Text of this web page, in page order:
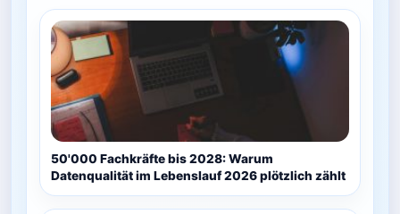
50'000 Fachkräfte bis 2028: Warum
Datenqualität im Lebenslauf 2026 plötzlich zählt